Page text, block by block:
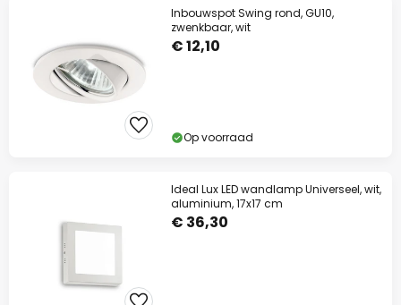
Inbouwspot Swing rond, GU10,
zwenkbaar, wit
€ 12,10
Op voorraad
Ideal Lux LED wandlamp Universeel, wit,
aluminium, 17x17 cm
€ 36,30